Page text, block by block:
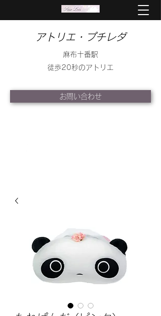
アトリエ・プチレダ
麻布十番駅
徒歩20秒のアトリエ
お問い合わせ